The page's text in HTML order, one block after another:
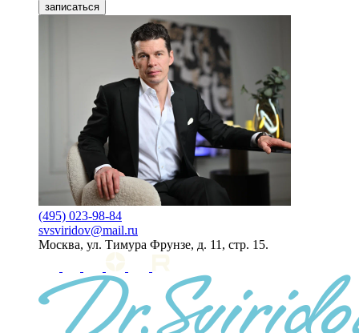
записаться
(495) 023-98-84
svsviridov@mail.ru
Москва, ул. Тимура Фрунзе, д. 11, стр. 15.